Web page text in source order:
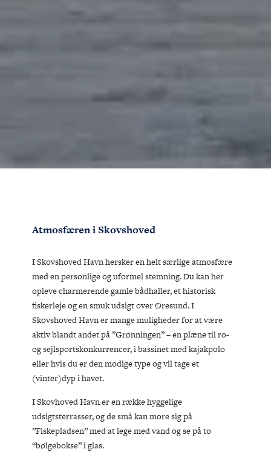
Atmosfæren i Skovshoved
I Skovshoved Havn hersker en helt særlige atmosfære
med en personlige og uformel stemning. Du kan her
opleve charmerende gamle bådhaller, et historisk
fiskerleje og en smuk udsigt over Øresund. I
Skovshoved Havn er mange muligheder for at være
aktiv blandt andet på ”Grønningen” – en plæne til ro-
og sejlsportskonkurrencer, i bassinet med kajakpolo
eller hvis du er den modige type og vil tage et
(vinter)dyp i havet.
I Skovhoved Havn er en række hyggelige
udsigtsterrasser, og de små kan more sig på
”Fiskepladsen” med at lege med vand og se på to
“bølgebokse” i glas.